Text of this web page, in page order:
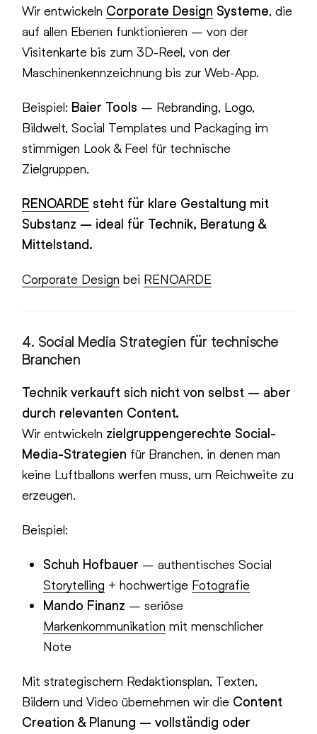
Wir entwickeln Corporate Design Systeme, die
auf allen Ebenen funktionieren – von der
Visitenkarte bis zum 3D-Reel, von der
Maschinenkennzeichnung bis zur Web-App.
Beispiel: Baier Tools – Rebranding, Logo,
Bildwelt, Social Templates und Packaging im
stimmigen Look & Feel für technische
Zielgruppen.
RENOARDE steht für klare Gestaltung mit
Substanz – ideal für Technik, Beratung &
Mittelstand.
Corporate Design bei RENOARDE
4. Social Media Strategien für technische
Branchen
Technik verkauft sich nicht von selbst – aber
durch relevanten Content.
Wir entwickeln zielgruppengerechte Social-
Media-Strategien für Branchen, in denen man
keine Luftballons werfen muss, um Reichweite zu
erzeugen.
Beispiel:
Schuh Hofbauer – authentisches Social
Storytelling + hochwertige Fotografie
Mando Finanz – seriöse
Markenkommunikation mit menschlicher
Note
Mit strategischem Redaktionsplan, Texten,
Bildern und Video übernehmen wir die Content
Creation & Planung – vollständig oder